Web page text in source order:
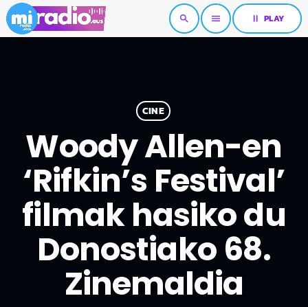
search menu pause PLAY
CINE
Woody Allen-en
‘Rifkin’s Festival’
filmak hasiko du
Donostiako 68.
Zinemaldia